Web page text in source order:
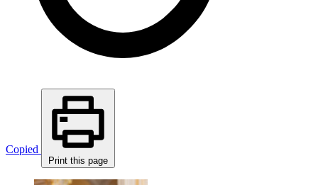
Copied
Print this page